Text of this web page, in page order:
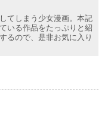
てしまう少女漫画。本記
いる作品をたっぷりと紹
るので、是非お気に入り